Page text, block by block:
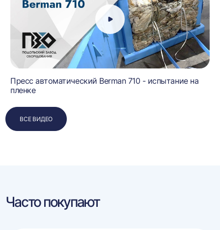
Пресс автоматический Berman 710 - испытание на
пленке
ВСЕ ВИДЕО
Часто покупают